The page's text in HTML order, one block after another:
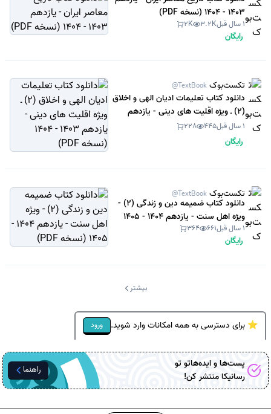
1403 - 1404 (نسخه PDF)
1 سال قبل 3.2K
2K
رایگان
تکست‌بوک @TextBook
دانلود کتاب تعلیمات ادیان الهی و اخلاق
(2) ـ ویژه اقلیت های دینی - یازدهم
1403 - 1404 (نسخه PDF)1 سال قبل 445
228
رایگان
تکست‌بوک @TextBook
دانلود کتاب ضمیمه دین و زندگی (2) -
ویژه اهل سنت - یازدهم 1404 - 1405
(نسخه PDF)1 سال قبل 661
364
رایگان
بیشتر
⭐ برای دسترسی به همه امکانات وارد شوید. ورود
پست‌ها و ایده‌هاتو تو
رسانیکامنتشر کن! راهنما